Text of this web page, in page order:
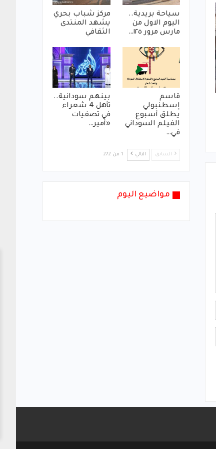
سياحة بريدية..
اليوم الاول من
مارس مرور ١٢٥…
مركز شباب بحري
يشهد المنتدى
الثقافي
قاسم
إسطنبولي
يطلق أسبوع
الفيلم السوداني
في…
بينهم سودانية..
تأهل 4 شعراء
في تصفيات
«أمير…
السابق التالي 1 من 272
مواضيع اليوم